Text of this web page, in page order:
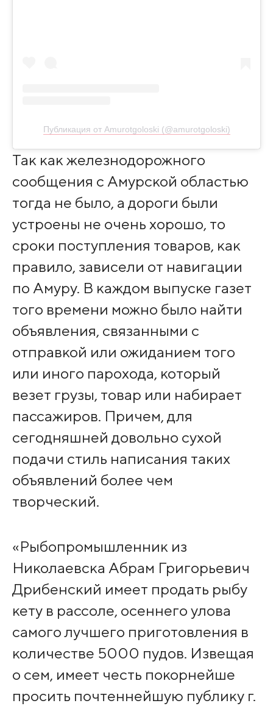
Публикация от Amurotgoloski (@amurotgoloski)
Так как железнодорожного
сообщения с Амурской областью
тогда не было, а дороги были
устроены не очень хорошо, то
сроки поступления товаров, как
правило, зависели от навигации
по Амуру. В каждом выпуске газет
того времени можно было найти
объявления, связанными с
отправкой или ожиданием того
или иного парохода, который
везет грузы, товар или набирает
пассажиров. Причем, для
сегодняшней довольно сухой
подачи стиль написания таких
объявлений более чем
творческий.
«Рыбопромышленник из
Николаевска Абрам Григорьевич
Дрибенский имеет продать рыбу
кету в рассоле, осеннего улова
самого лучшего приготовления в
количестве 5000 пудов. Извещая
о сем, имеет честь покорнейше
просить почтеннейшую публику г.